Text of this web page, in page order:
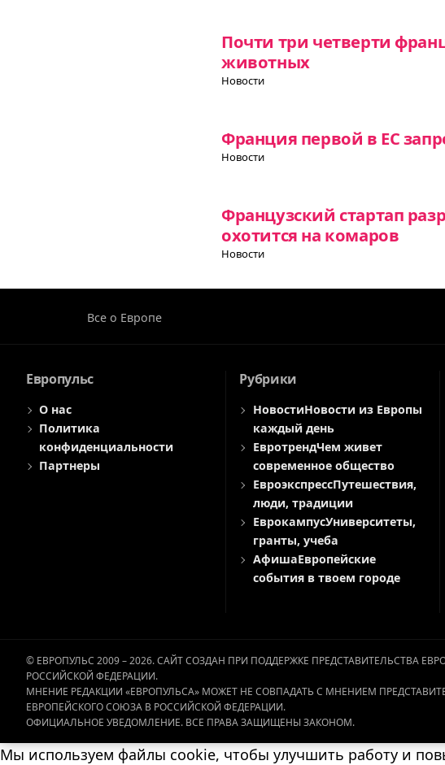
Почти три четверти
животных
Новости
Франция первой в ЕС
Новости
Французский стартап
охотится на комаров
Новости
Все о Европе
Европульс
О нас
Политика
конфиденциальности
Партнеры
Рубрики
НовостиНовости из Европы
каждый день
ЕвротрендЧем живет
современное общество
ЕвроэкспрессПутешествия,
люди, традиции
ЕврокампусУниверситеты,
гранты, учеба
АфишаЕвропейские
события в твоем городе
© ЕВРОПУЛЬС 2009 – 2026. САЙТ СОЗДАН ПРИ ПОДДЕРЖКЕ ПРЕДСТАВИТЕЛЬСТВА
РОССИЙСКОЙ ФЕДЕРАЦИИ.
МНЕНИЕ РЕДАКЦИИ «ЕВРОПУЛЬСА» МОЖЕТ НЕ СОВПАДАТЬ С МНЕНИЕМ
ЕВРОПЕЙСКОГО СОЮЗА В РОССИЙСКОЙ ФЕДЕРАЦИИ.
ОФИЦИАЛЬНОЕ УВЕДОМЛЕНИЕ. ВСЕ ПРАВА ЗАЩИЩЕНЫ ЗАКОНОМ.
Мы используем файлы cookie, чтобы улучшить работу и